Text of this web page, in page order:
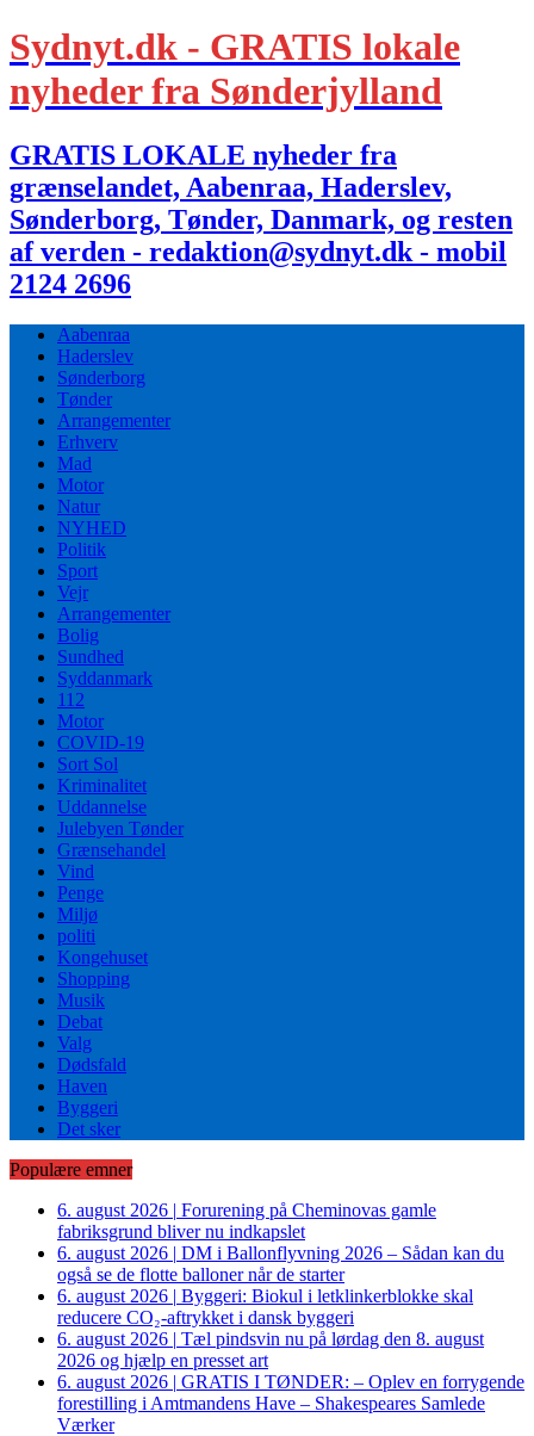
Sydnyt.dk - GRATIS lokale
nyheder fra Sønderjylland
GRATIS LOKALE nyheder fra
grænselandet, Aabenraa, Haderslev,
Sønderborg, Tønder, Danmark, og resten
af verden - redaktion@sydnyt.dk - mobil
2124 2696
Aabenraa
Haderslev
Sønderborg
Tønder
Arrangementer
Erhverv
Mad
Motor
Natur
NYHED
Politik
Sport
Vejr
Arrangementer
Bolig
Sundhed
Syddanmark
112
Motor
COVID-19
Sort Sol
Kriminalitet
Uddannelse
Julebyen Tønder
Grænsehandel
Vind
Penge
Miljø
politi
Kongehuset
Shopping
Musik
Debat
Valg
Dødsfald
Haven
Byggeri
Det sker
Populære emner
6. august 2026 | Forurening på Cheminovas gamle
fabriksgrund bliver nu indkapslet
6. august 2026 | DM i Ballonflyvning 2026 – Sådan kan du
også se de flotte balloner når de starter
6. august 2026 | Byggeri: Biokul i letklinkerblokke skal
reducere CO₂-aftrykket i dansk byggeri
6. august 2026 | Tæl pindsvin nu på lørdag den 8. august
2026 og hjælp en presset art
6. august 2026 | GRATIS I TØNDER: – Oplev en forrygende
forestilling i Amtmandens Have – Shakespeares Samlede
Værker